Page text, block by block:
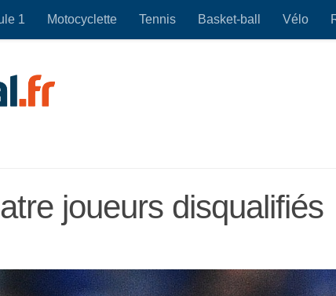
1 Motocyclette Tennis Basket-ball Vélo
joueurs disqualifiés